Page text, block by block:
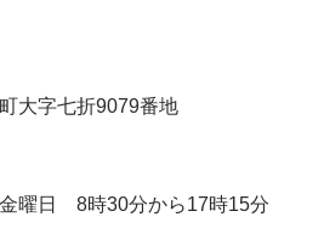
大字七折9079番地
曜日 8時30分から17時15分